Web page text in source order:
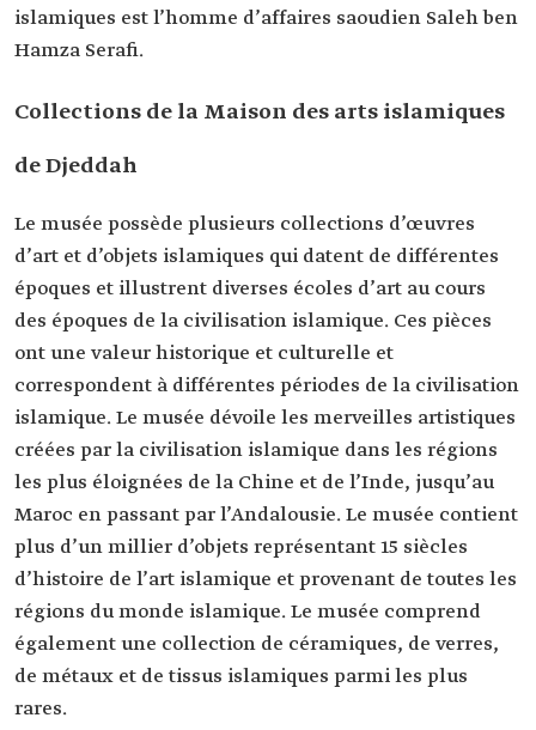
islamiques est l’homme d’affaires saoudien Saleh ben
Hamza Serafi.
Collections de la Maison des arts islamiques
de Djeddah
Le musée possède plusieurs collections d’œuvres
d’art et d’objets islamiques qui datent de différentes
époques et illustrent diverses écoles d’art au cours
des époques de la civilisation islamique. Ces pièces
ont une valeur historique et culturelle et
correspondent à différentes périodes de la civilisation
islamique. Le musée dévoile les merveilles artistiques
créées par la civilisation islamique dans les régions
les plus éloignées de la Chine et de l’Inde, jusqu’au
Maroc en passant par l’Andalousie. Le musée contient
plus d’un millier d’objets représentant 15 siècles
d’histoire de l’art islamique et provenant de toutes les
régions du monde islamique. Le musée comprend
également une collection de céramiques, de verres,
de métaux et de tissus islamiques parmi les plus
rares.